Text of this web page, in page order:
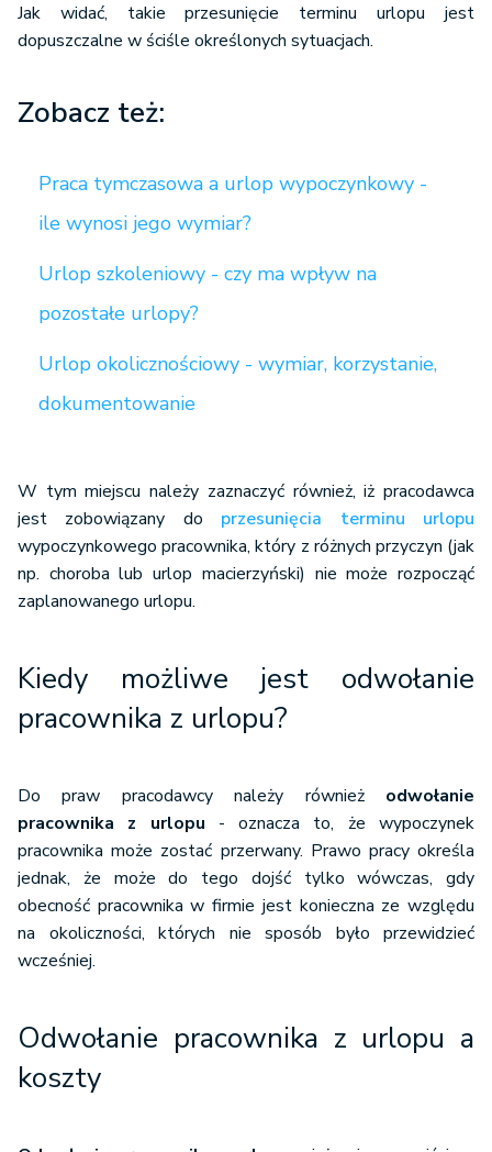
Jak widać, takie przesunięcie terminu urlopu jest
dopuszczalne w ściśle określonych sytuacjach.
Zobacz też:
Praca tymczasowa a urlop wypoczynkowy -
ile wynosi jego wymiar?
Urlop szkoleniowy - czy ma wpływ na
pozostałe urlopy?
Urlop okolicznościowy - wymiar, korzystanie,
dokumentowanie
W tym miejscu należy zaznaczyć również, iż pracodawca
jest zobowiązany do przesunięcia terminu urlopu
wypoczynkowego pracownika, który z różnych przyczyn (jak
np. choroba lub urlop macierzyński) nie może rozpocząć
zaplanowanego urlopu.
Kiedy możliwe jest odwołanie
pracownika z urlopu?
Do praw pracodawcy należy również odwołanie
pracownika z urlopu - oznacza to, że wypoczynek
pracownika może zostać przerwany. Prawo pracy określa
jednak, że może do tego dojść tylko wówczas, gdy
obecność pracownika w firmie jest konieczna ze względu
na okoliczności, których nie sposób było przewidzieć
wcześniej.
Odwołanie pracownika z urlopu a
koszty